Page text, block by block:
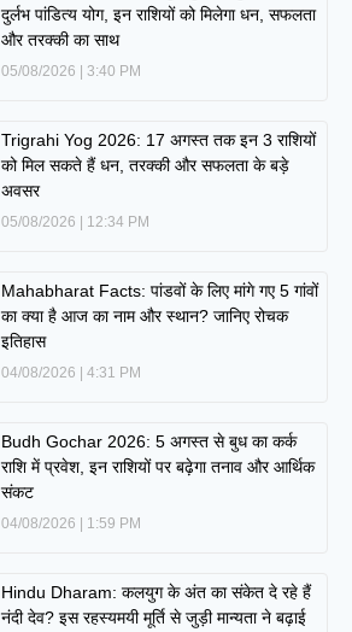
दुर्लभ पांडित्य योग, इन राशियों को मिलेगा धन, सफलता
और तरक्की का साथ
05/08/2026 3:40 PM
Trigrahi Yog 2026: 17 अगस्त तक इन 3 राशियों
को मिल सकते हैं धन, तरक्की और सफलता के बड़े
अवसर
05/08/2026 12:34 PM
Mahabharat Facts: पांडवों के लिए मांगे गए 5 गांवों
का क्या है आज का नाम और स्थान? जानिए रोचक
इतिहास
04/08/2026 4:31 PM
Budh Gochar 2026: 5 अगस्त से बुध का कर्क
राशि में प्रवेश, इन राशियों पर बढ़ेगा तनाव और आर्थिक
संकट
04/08/2026 1:59 PM
Hindu Dharam: कलयुग के अंत का संकेत दे रहे हैं
नंदी देव? इस रहस्यमयी मूर्ति से जुड़ी मान्यता ने बढ़ाई